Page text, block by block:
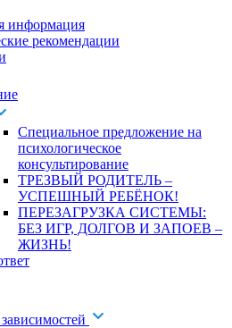
информация
рекомендации
Специальное предложение на
психологическое
консультирование
ТРЕЗВЫЙ РОДИТЕЛЬ –
УСПЕШНЫЙ РЕБЁНОК!
ПЕРЕЗАГРУЗКА СИСТЕМЫ:
БЕЗ ИГР, ДОЛГОВ И ЗАПОЕВ –
ЖИЗНЬ!